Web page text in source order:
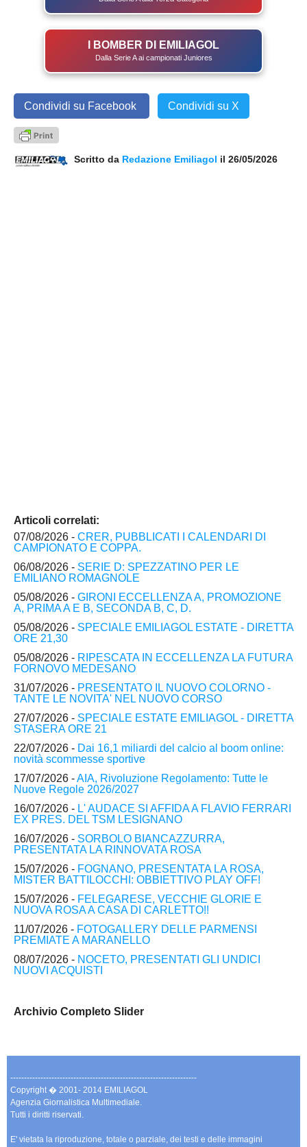
I BOMBER DI EMILIAGOL
Dalla Serie A ai campionati Juniores
Condividi su Facebook Condividi su X
Scritto da Redazione Emiliagol il 26/05/2026
Articoli correlati:
07/08/2026 - CRER, PUBBLICATI I CALENDARI DI
CAMPIONATO E COPPA.
06/08/2026 - SERIE D: SPEZZATINO PER LE
EMILIANO ROMAGNOLE
05/08/2026 - GIRONI ECCELLENZA A, PROMOZIONE
A, PRIMA A E B, SECONDA B, C, D.
05/08/2026 - SPECIALE EMILIAGOL ESTATE - DIRETTA
ORE 21,30
05/08/2026 - RIPESCATA IN ECCELLENZA LA FUTURA
FORNOVO MEDESANO
31/07/2026 - PRESENTATO IL NUOVO COLORNO -
TANTE LE NOVITA' NEL NUOVO CORSO
27/07/2026 - SPECIALE ESTATE EMILIAGOL - DIRETTA
STASERA ORE 21
22/07/2026 - Dai 16,1 miliardi del calcio al boom online:
novità scommesse sportive
17/07/2026 -AIA, Rivoluzione Regolamento: Tutte le
Nuove Regole 2026/2027
16/07/2026 - L' AUDACE SI AFFIDA A FLAVIO FERRARI
EX PRES. DEL TSM LESIGNANO
16/07/2026 - SORBOLO BIANCAZZURRA,
PRESENTATA LA RINNOVATA ROSA
15/07/2026 - FOGNANO, PRESENTATA LA ROSA,
MISTER BATTILOCCHI: OBBIETTIVO PLAY OFF!
15/07/2026 - FELEGARESE, VECCHIE GLORIE E
NUOVA ROSA A CASA DI CARLETTO!!
11/07/2026 - FOTOGALLERY DELLE PARMENSI
PREMIATE A MARANELLO
08/07/2026 - NOCETO, PRESENTATI GLI UNDICI
NUOVI ACQUISTI
Archivio Completo Slider
--------------------------------------------------------------------
Copyright � 2001- 2014 EMILIAGOL
Agenzia Giornalistica Multimediale.
Tutti i diritti riservati.
E' vietata la riproduzione, totale o parziale, dei testi e delle immagini